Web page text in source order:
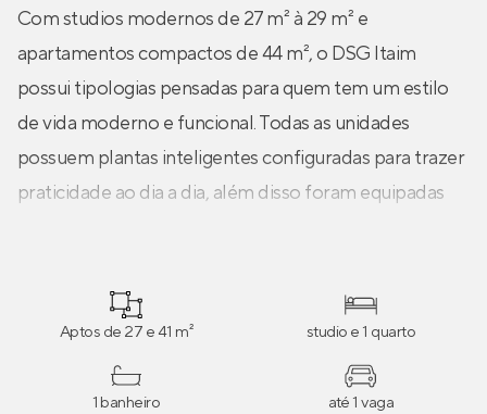
Com studios modernos de 27 m² à 29 m² e
apartamentos compactos de 44 m², o DSG Itaim
possui tipologias pensadas para quem tem um estilo
de vida moderno e funcional. Todas as unidades
possuem plantas inteligentes configuradas para trazer
praticidade ao dia a dia, além disso foram equipadas
condicionado, ponto de água quente, amplos caixilhos
e mais.Aptos de 27 e 41 m² studio e 1 quarto
1 banheiro até 1 vaga